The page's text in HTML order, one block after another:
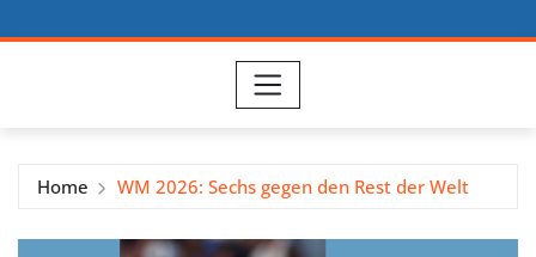
Home WM 2026: Sechs gegen den Rest der Welt